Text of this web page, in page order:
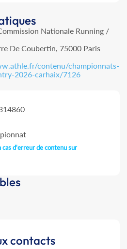
Nationale Running /
De Coubertin, 75000 Paris
contenu/championnats-
2026-carhaix/7126
cas d'erreur de contenu sur
contacts